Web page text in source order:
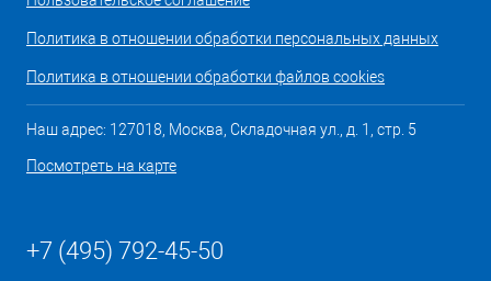
Политика в отношении обработки персональных данных
Политика в отношении обработки файлов cookies
Наш адрес: 127018, Москва, Складочная ул., д. 1, стр. 5
Посмотреть на карте
+7 (495) 792-45-50